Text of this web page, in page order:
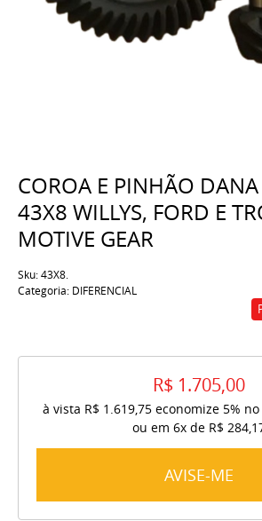
COROA E PINHÃO
43X8 WILLYS, FORD E
MOTIVE GEAR
Sku:43X8.
Categoria: DIFERENCIAL
R$ 1.705,00
à vista R$ 1.619,75economize 5%
ou em 6x de R$
AVISE-ME